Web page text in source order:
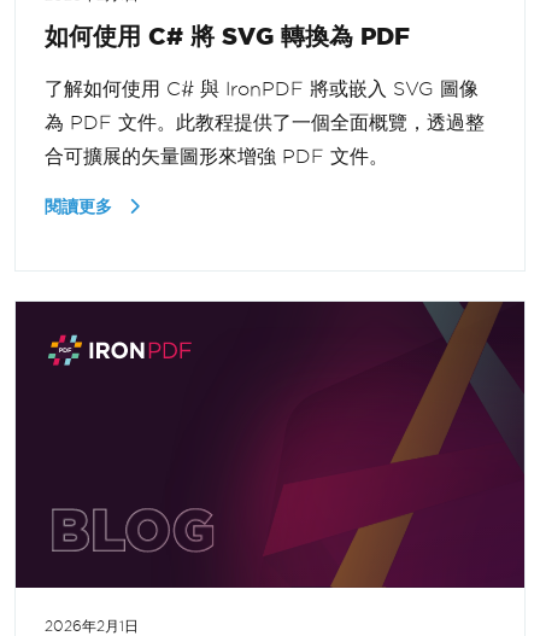
如何使用 C# 將 SVG 轉換為 PDF
了解如何使用 C# 與 IronPDF 將或嵌入 SVG 圖像
為 PDF 文件。此教程提供了一個全面概覽，透過整
合可擴展的矢量圖形來增強 PDF 文件。
閱讀更多
2026年2月1日